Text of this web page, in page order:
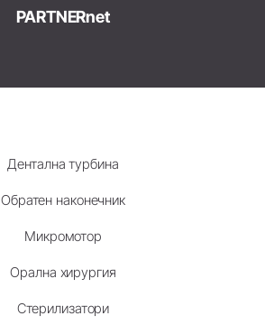
PARTNERnet
Дентална турбина
Обратен наконечник
Микромотор
Орална хирургия
Стерилизатори